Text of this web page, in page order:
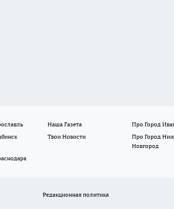
Наша Газета
Про Город
Твои Новости
Про Город
Новгород
Редакционная политика